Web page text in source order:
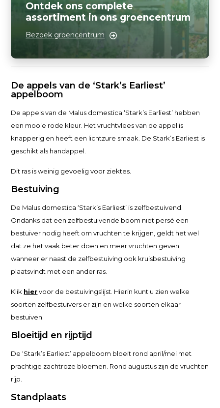
Ontdek ons complete
assortiment in ons groencentrum
Bezoek groencentrum
De appels van de ‘Stark’s Earliest’
appelboom
De appels van de Malus domestica ‘Stark’s Earliest’ hebben
een mooie rode kleur. Het vruchtvlees van de appel is
knapperig en heeft een lichtzure smaak. De Stark’s Earliest is
geschikt als handappel.
Dit ras is weinig gevoelig voor ziektes.
Bestuiving
De Malus domestica ‘Stark’s Earliest’ is zelfbestuivend.
Ondanks dat een zelfbestuivende boom niet persé een
bestuiver nodig heeft om vruchten te krijgen, geldt het wel
dat ze het vaak beter doen en meer vruchten geven
wanneer er naast de zelfbestuiving ook kruisbestuiving
plaatsvindt met een ander ras.
Klik hiervoor de bestuivingslijst. Hierin kunt u zien welke
soorten zelfbestuivers er zijn en welke soorten elkaar
bestuiven.
Bloeitijd en rijptijd
De ‘Stark’s Earliest’ appelboom bloeit rond april/mei met
prachtige zachtroze bloemen. Rond augustus zijn de vruchten
rijp.
Standplaats